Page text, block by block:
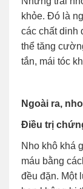
khỏe. Đó là
các chất dinh
thể tăng
tắn, mái tóc
Ngoài ra,
Điều trị
Nho khô khá
máu bằng
đều đặn. Một